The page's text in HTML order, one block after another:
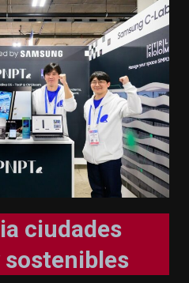
ciudades